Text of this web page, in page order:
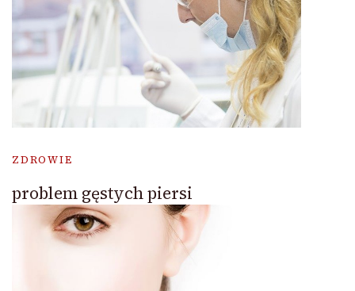
ZDROWIE
problem gęstych piersi